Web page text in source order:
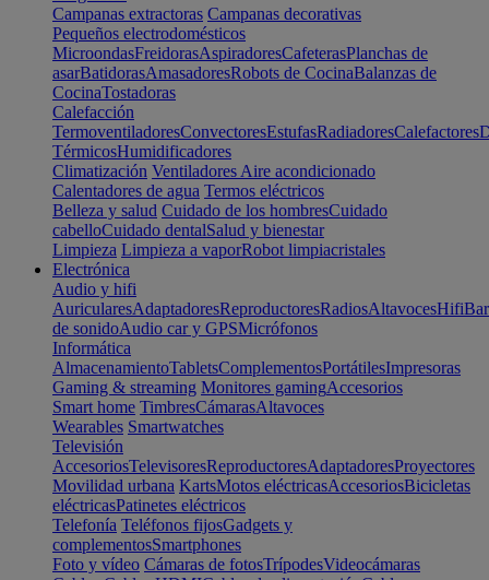
Campanas extractoras Campanas decorativas
Pequeños electrodomésticos
MicroondasFreidorasAspiradoresCafeterasPlanchas de
asarBatidorasAmasadoresRobots de CocinaBalanzas de
CocinaTostadoras
Calefacción
TermoventiladoresConvectoresEstufasRadiadoresCalefactores
TérmicosHumidificadores
Climatización Ventiladores Aire acondicionado
Calentadores de agua Termos eléctricos
Belleza y salud Cuidado de los hombresCuidado
cabelloCuidado dentalSalud y bienestar
Limpieza Limpieza a vaporRobot limpiacristales
Electrónica
Audio y hifi
AuricularesAdaptadoresReproductoresRadiosAltavocesHifi
de sonidoAudio car y GPSMicrófonos
Informática
AlmacenamientoTabletsComplementosPortátilesImpresoras
Gaming & streaming Monitores gamingAccesorios
Smart home TimbresCámarasAltavoces
Wearables Smartwatches
Televisión
AccesoriosTelevisoresReproductoresAdaptadoresProyectores
Movilidad urbana KartsMotos eléctricasAccesoriosBicicletas
eléctricasPatinetes eléctricos
Telefonía Teléfonos fijosGadgets y
complementosSmartphones
Foto y vídeo Cámaras de fotosTrípodesVideocámaras